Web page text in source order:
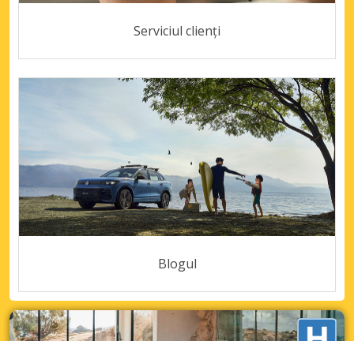
Serviciul clienți
Blogul